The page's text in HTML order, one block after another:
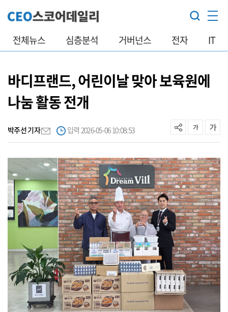
전체뉴스 심층분석 거버넌스 전자 IT
바디프랜드, 어린이날 맞아 보육원에
나눔 활동 전개
박주선 기자 입력 2026-05-06 10:08:53